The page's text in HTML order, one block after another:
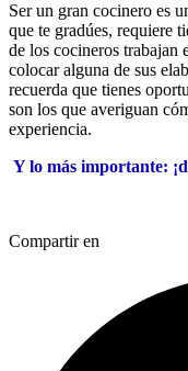
Ser un gran cocinero es
que te gradúes, requiere
de los cocineros trabajan
colocar alguna de sus
recuerda que tienes
son los que averiguan
experiencia.
Y lo más importante:
Compartir en